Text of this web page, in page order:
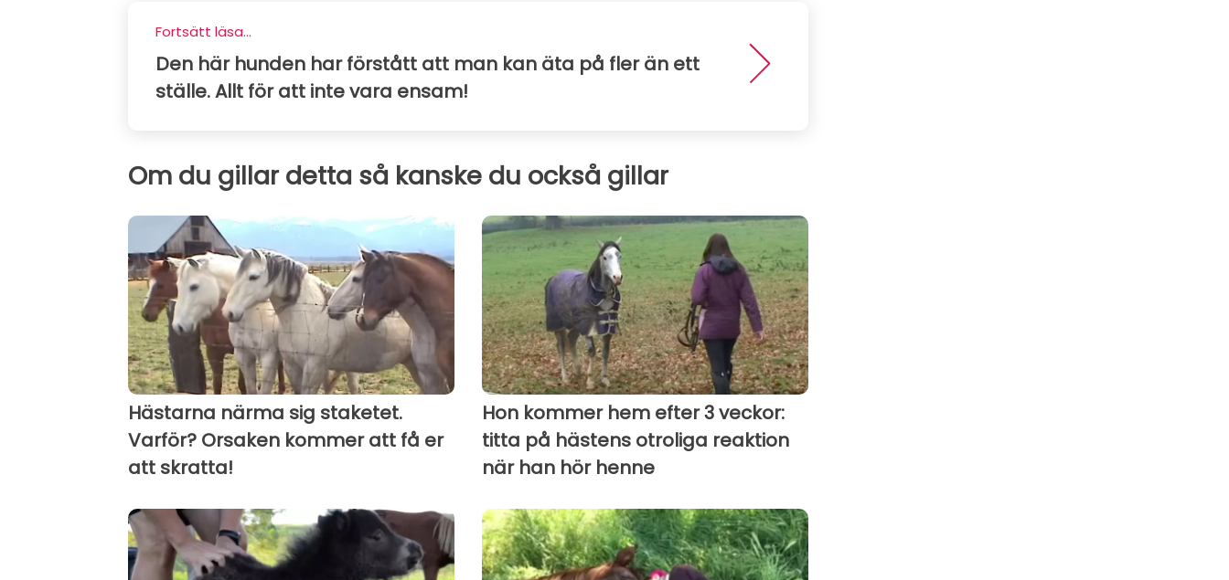
Fortsätt läsa...
Den här hunden har förstått att man kan äta på fler än ett
ställe. Allt för att inte vara ensam!
Om du gillar detta så kanske du också gillar
Hästarna närma sig staketet.
Varför? Orsaken kommer att få er
att skratta!
Hon kommer hem efter 3 veckor:
titta på hästens otroliga reaktion
när han hör henne